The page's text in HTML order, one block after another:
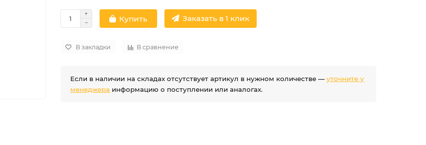
Купить Заказать в 1 клик
В закладки В сравнение
Если в наличии на складах отсутствует артикул в нужном количестве —уточните у
менеджера информацию о поступлении или аналогах.